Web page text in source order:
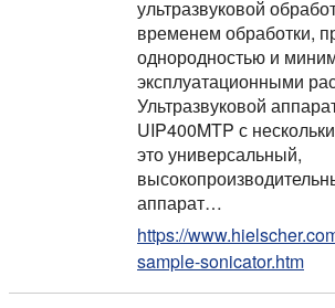
ультразвуковой
временем обработки,
однородностью и
эксплуатационными
Ультразвуковой
UIP400MTP с
это универсальный,
аппарат…
https://
sample-sonicator.htm